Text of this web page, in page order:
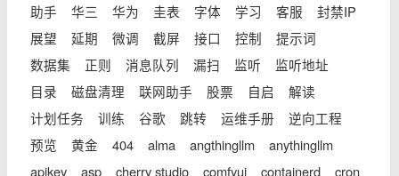
助手
华三 华为 圭表 字体 学习 客服
封禁IP
展望
延期 微调 截屏 接口 控制
提示词
数据集
正则 消息队列 漏扫 监听
监听地址
目录
磁盘清理 联网助手 股票 自启
解读
计划任务
训练 谷歌 跳转 运维手册
逆向工程
预览
黄金 404 alma angthingllm
anythingllm
apikey
asp cherry studio comfyui containerd
cron